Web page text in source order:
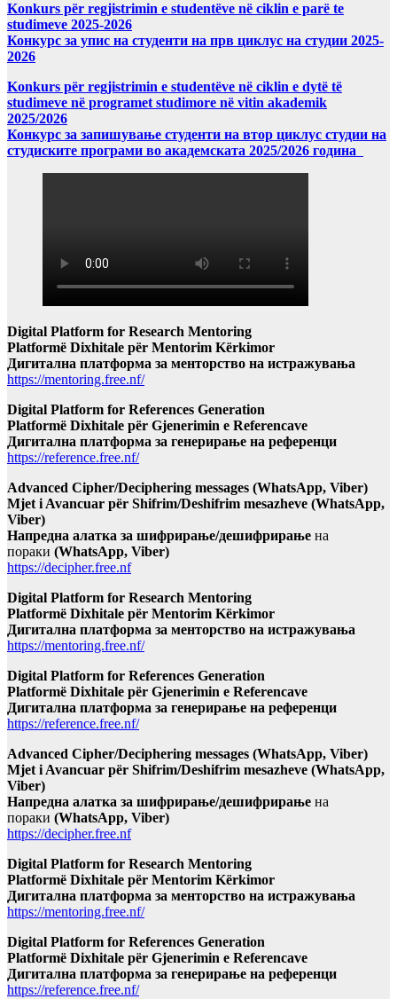
Konkurs për regjistrimin e studentëve në ciklin e parë te
studimeve 2025-2026
Конкурс за упис на студенти на прв циклус на студии 2025-
2026
Konkurs për regjistrimin e studentëve në ciklin e dytë të
studimeve në programet studimore në vitin akademik
2025/2026
Конкурс за запишување студенти на втор циклус студии на
студиските програми во академската 2025/2026 година
Digital Platform for Research Mentoring
Platformë Dixhitale për Mentorim Kërkimor
Дигитална платформа за менторство на истражувања
https://mentoring.free.nf/
Digital Platform for References Generation
Platformë Dixhitale për Gjenerimin e Referencave
Дигитална платформа за генерирање на референци
https://reference.free.nf/
Advanced Cipher/Deciphering messages (WhatsApp, Viber)
Mjet i Avancuar për Shifrim/Deshifrim mesazheve (WhatsApp,
Viber)
Напредна алатка за шифрирање/дешифрирање на
пораки (WhatsApp, Viber)
https://decipher.free.nf
Digital Platform for Research Mentoring
Platformë Dixhitale për Mentorim Kërkimor
Дигитална платформа за менторство на истражувања
https://mentoring.free.nf/
Digital Platform for References Generation
Platformë Dixhitale për Gjenerimin e Referencave
Дигитална платформа за генерирање на референци
https://reference.free.nf/
Advanced Cipher/Deciphering messages (WhatsApp, Viber)
Mjet i Avancuar për Shifrim/Deshifrim mesazheve (WhatsApp,
Viber)
Напредна алатка за шифрирање/дешифрирање на
пораки (WhatsApp, Viber)
https://decipher.free.nf
Digital Platform for Research Mentoring
Platformë Dixhitale për Mentorim Kërkimor
Дигитална платформа за менторство на истражувања
https://mentoring.free.nf/
Digital Platform for References Generation
Platformë Dixhitale për Gjenerimin e Referencave
Дигитална платформа за генерирање на референци
https://reference.free.nf/